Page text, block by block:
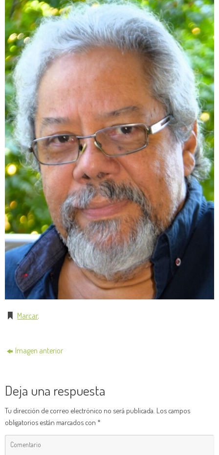
Marcar.
Imagen anterior
Deja una respuesta
Tu dirección de correo electrónico no será publicada. Los campos
obligatorios están marcados con *